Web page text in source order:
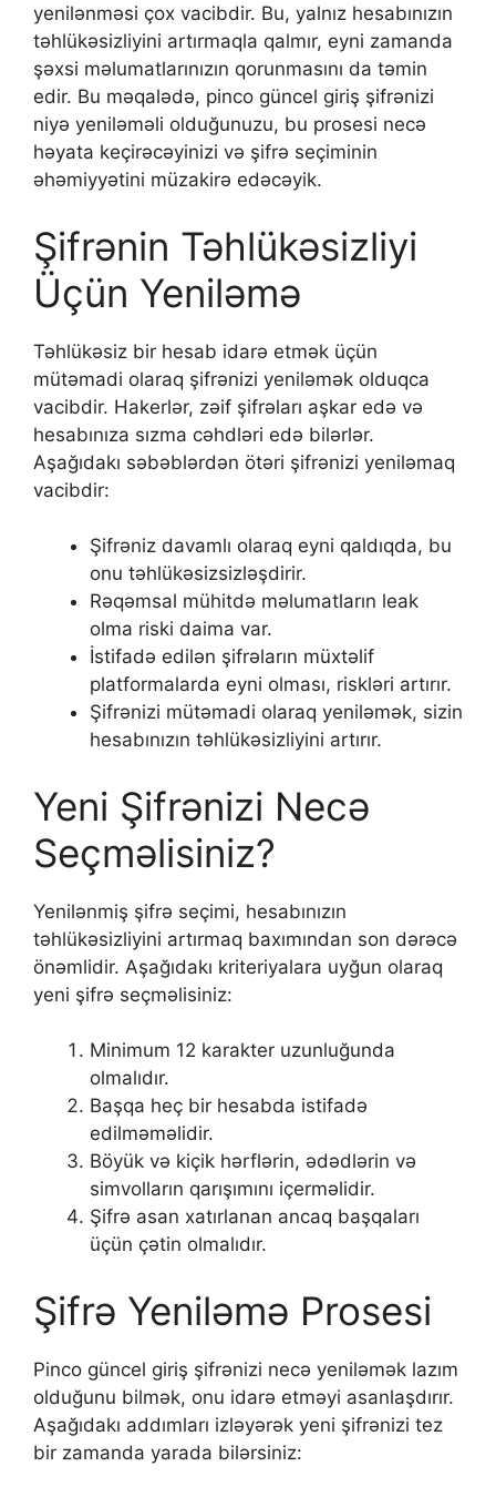
yenilənməsi çox vacibdir. Bu, yalnız hesabınızın
təhlükəsizliyini artırmaqla qalmır, eyni zamanda
şəxsi məlumatlarınızın qorunmasını da təmin
edir. Bu məqalədə, pinco güncel giriş şifrənizi
niyə yeniləməli olduğunuzu, bu prosesi necə
həyata keçirəcəyinizi və şifrə seçiminin
əhəmiyyətini müzakirə edəcəyik.
Şifrənin Təhlükəsizliyi
Üçün Yeniləmə
Təhlükəsiz bir hesab idarə etmək üçün
mütəmadi olaraq şifrənizi yeniləmək olduqca
vacibdir. Hakerlər, zəif şifrəları aşkar edə və
hesabınıza sızma cəhdləri edə bilərlər.
Aşağıdakı səbəblərdən ötəri şifrənizi yeniləmaq
vacibdir:
Şifrəniz davamlı olaraq eyni qaldıqda, bu
onu təhlükəsizsizləşdirir.
Rəqəmsal mühitdə məlumatların leak
olma riski daima var.
İstifadə edilən şifrəların müxtəlif
platformalarda eyni olması, riskləri artırır.
Şifrənizi mütəmadi olaraq yeniləmək, sizin
hesabınızın təhlükəsizliyini artırır.
Yeni Şifrənizi Necə
Seçməlisiniz?
Yenilənmiş şifrə seçimi, hesabınızın
təhlükəsizliyini artırmaq baxımından son dərəcə
önəmlidir. Aşağıdakı kriteriyalara uyğun olaraq
yeni şifrə seçməlisiniz:
Minimum 12 karakter uzunluğunda
olmalıdır.
Başqa heç bir hesabda istifadə
edilməməlidir.
Böyük və kiçik hərflərin, ədədlərin və
simvolların qarışımını içerməlidir.
Şifrə asan xatırlanan ancaq başqaları
üçün çətin olmalıdır.
Şifrə Yeniləmə Prosesi
Pinco güncel giriş şifrənizi necə yeniləmək lazım
olduğunu bilmək, onu idarə etməyi asanlaşdırır.
Aşağıdakı addımları izləyərək yeni şifrənizi tez
bir zamanda yarada bilərsiniz: